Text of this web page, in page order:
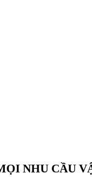
NHU CẦU